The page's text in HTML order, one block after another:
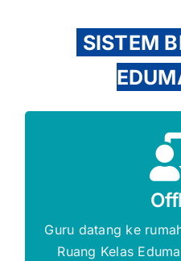
SISTEM
Guru datang ke
Ruang Kelas
Gratis
DAFTAR